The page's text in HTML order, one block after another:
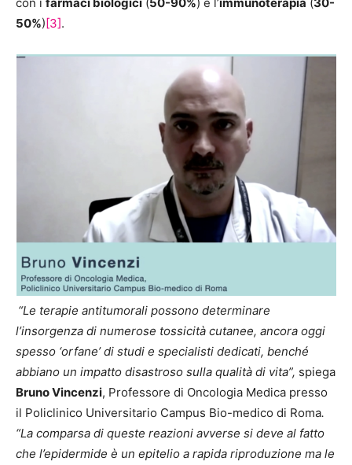
50%)[3].
“Le terapie antitumorali possono determinare
l’insorgenza di numerose tossicità cutanee, ancora oggi
spesso ‘orfane’ di studi e specialisti dedicati, benché
abbiano un impatto disastroso sulla qualità di vita”, spiega
Bruno Vincenzi, Professore di Oncologia Medica presso
il Policlinico Universitario Campus Bio-medico di Roma.
“La comparsa di queste reazioni avverse si deve al fatto
che l’epidermide è un epitelio a rapida riproduzione ma le